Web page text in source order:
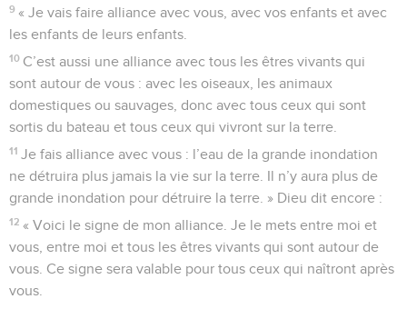
9 « Je vais faire alliance avec vous, avec vos enfants et avec
les enfants de leurs enfants.
10 C’est aussi une alliance avec tous les êtres vivants qui
sont autour de vous : avec les oiseaux, les animaux
domestiques ou sauvages, donc avec tous ceux qui sont
sortis du bateau et tous ceux qui vivront sur la terre.
11 Je fais alliance avec vous : l’eau de la grande inondation
ne détruira plus jamais la vie sur la terre. Il n’y aura plus de
grande inondation pour détruire la terre. » Dieu dit encore :
12 « Voici le signe de mon alliance. Je le mets entre moi et
vous, entre moi et tous les êtres vivants qui sont autour de
vous. Ce signe sera valable pour tous ceux qui naîtront après
vous.